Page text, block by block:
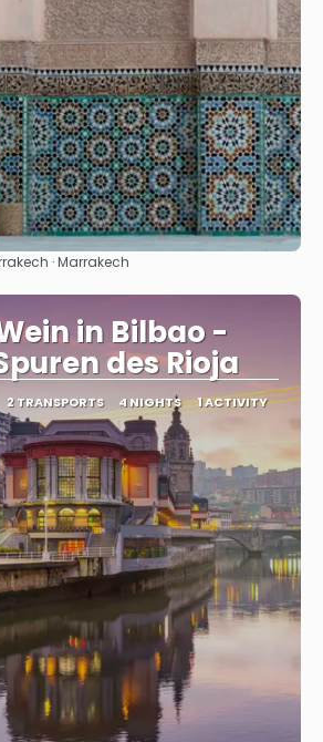
See
· Marrakech
in Bilbao -
des Rioja
2 TRANSPORTS 4 NIGHTS 1 ACTIVITY